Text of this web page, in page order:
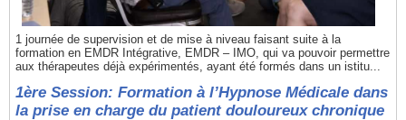
1 journée de supervision et de mise à niveau faisant suite à la
formation en EMDR Intégrative, EMDR – IMO, qui va pouvoir permettre
aux thérapeutes déjà expérimentés, ayant été formés dans un istitu...
1ère Session: Formation à l’Hypnose Médicale dans
la prise en charge du patient douloureux chronique